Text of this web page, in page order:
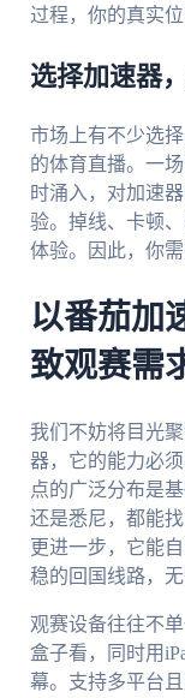
过程，你的真实位
选择加速器
市场上有不少选
的体育直播。一
时涌入，对加速
验。掉线、卡顿
体验。因此，你
以番茄加
致观赛需
我们不妨将目光
器，它的能力必
点的广泛分布是
还是悉尼，都能
更进一步，它能
稳的回国线路，
观赛设备往往不
盒子看，同时用
幕。支持多平台